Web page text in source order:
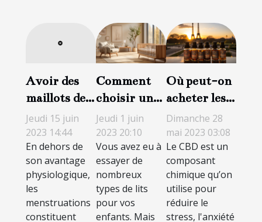
Avoir des
maillots de
bain
menstruels :
comment
bien faire
votre choix
?
Jeudi 15 juin
2023 14:44
En dehors de
son avantage
physiologique,
les
menstruations
constituent
Comment
choisir un
bon lit en
bois pour
son bébé ?
Jeudi 1 juin
2023 20:10
Vous avez eu à
essayer de
nombreux
types de lits
pour vos
enfants. Mais
Où peut-on
acheter les
produits
CBD à Paris
?
Dimanche 28
mai 2023 03:08
Le CBD est un
composant
chimique qu’on
utilise pour
réduire le
stress, l'anxiété